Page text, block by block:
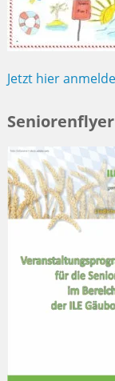
Jetzt hier
Seniorenflyer